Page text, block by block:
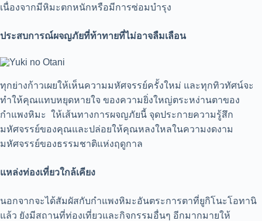
เนื่องจากมีหิมะตกหนักหรือมีการซ่อมบำรุง
ประสบการณ์ผจญภัยที่ท้าทายที่ไม่อาจลืมเลือน
ทุกย่างก้าวเผยให้เห็นความมหัศจรรย์ครั้งใหม่ และทุกทิวทัศน์จะ
ทำให้คุณแทบหยุดหายใจ ของความยิ่งใหญ่ตระหง่านตาของ
กำแพงหิมะ ให้เส้นทางการผจญภัยนี้ จุดประกายความรู้สึก
มหัศจรรย์ของคุณและปล่อยให้คุณหลงใหลในความงดงาม
มหัศจรรย์ของธรรมชาติแห่งฤดูกาล
แหล่งท่องเที่ยวใกล้เคียง
นอกจากจะได้สัมผัสกับกำแพงหิมะอันตระการตาที่ยูกิโนะโอทานิ
แล้ว ยังมีสถานที่ท่องเที่ยวและกิจกรรมอื่นๆ อีกมากมายให้